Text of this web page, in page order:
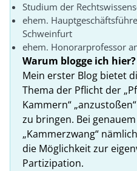
Studium der
ehem.
Schweinfurt
ehem. Honorarprofessor
Warum blogge ich hier?
Mein erster Blog bietet
Thema der Pflicht der
Kammern“
zu bringen. Bei
„Kammerzwang“
die Möglichkeit zur
Partizipation.